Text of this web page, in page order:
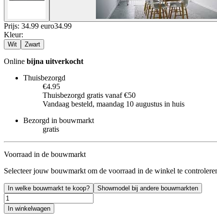
Prijs: 34.99 euro34.99
Kleur:
Wit Zwart
Online bijna uitverkocht
Thuisbezorgd
€4.95
Thuisbezorgd gratis vanaf €50
Vandaag besteld, maandag 10 augustus in huis
Bezorgd in bouwmarkt
gratis
Voorraad in de bouwmarkt
Selecteer jouw bouwmarkt om de voorraad in de winkel te
In welke bouwmarkt te koop? Showmodel bij andere bouwmarkten
In winkelwagen